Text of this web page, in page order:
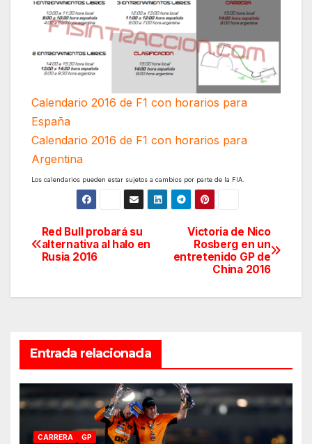
Calendario 2016 de F1 con horarios para
España
Calendario 2016 de F1 con horarios para
Argentina
Los calendarios pueden estar sujetos a cambios por parte de la FIA.
Navegación
de
entradas
Victoria de Nico
Rosberg en un
entretenido GP de
China 2016
Red Bull probará su
alternativa al halo en
Rusia 2016
Entrada relacionada
CARRERA GP